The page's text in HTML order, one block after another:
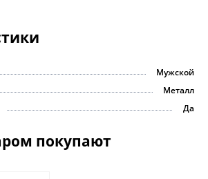
Мужской
Металл
Да
покупают